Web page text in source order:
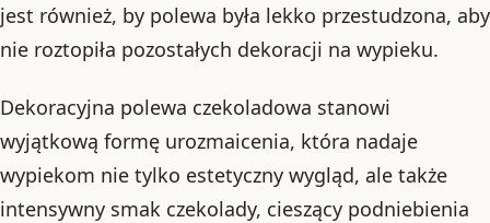
jest również, by polewa była lekko przestudzona, aby
nie roztopiła pozostałych dekoracji na wypieku.
Dekoracyjna polewa czekoladowa stanowi
wyjątkową formę urozmaicenia, która nadaje
wypiekom nie tylko estetyczny wygląd, ale także
intensywny smak czekolady, cieszący podniebienia